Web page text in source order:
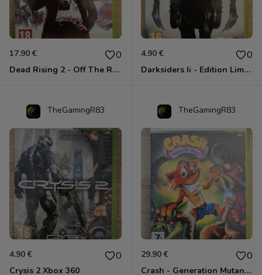
17.90 € 0
Dead Rising 2 - Off The Record Xbox 360
4.90 € 0
Darksiders Ii - Edition Limitée Xbox 360
TheGamingR83
4.90 € 0
Crysis 2 Xbox 360
TheGamingR83
29.90 € 0
Crash - Generation Mutant Xbox 360